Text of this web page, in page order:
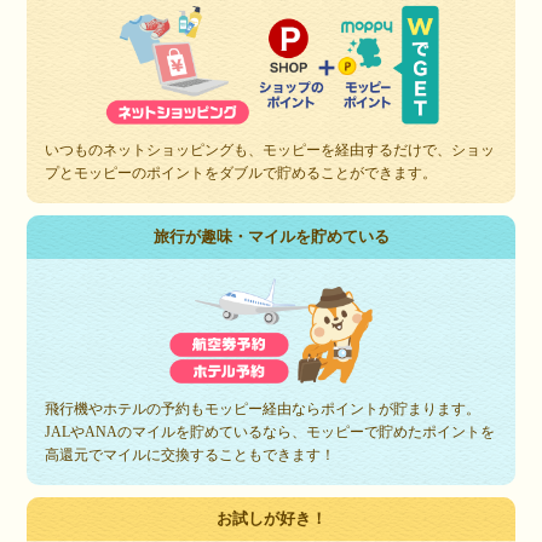
いつものネットショッピングも、モッピーを経由するだけで、ショッ
プとモッピーのポイントをダブルで貯めることができます。
旅行が趣味・マイルを貯めている
飛行機やホテルの予約もモッピー経由ならポイントが貯まります。
JALやANAのマイルを貯めているなら、モッピーで貯めたポイントを
高還元でマイルに交換することもできます！
お試しが好き！